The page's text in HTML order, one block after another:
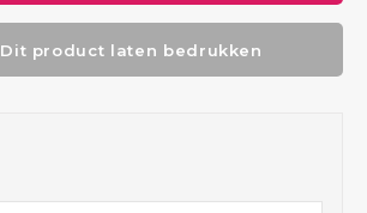
Dit product laten bedrukken